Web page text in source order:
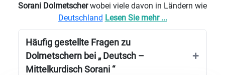
Sorani Dolmetscherwobei viele davon in Ländern wie
Deutschland Lesen Sie mehr ...
Häufig gestellte Fragen zu
Dolmetschern bei „ Deutsch –
Mittelkurdisch Sorani “